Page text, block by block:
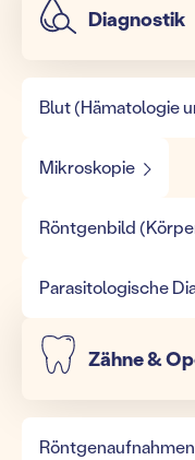
Diagnostik
Blut (Hämatologie
Mikroskopie
Röntgenbild
Parasitologische
Zähne &